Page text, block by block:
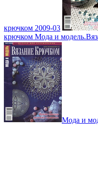
крючком 2009-03
крючком Мода и
Мода и